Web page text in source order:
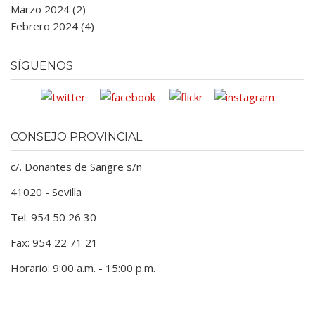
Marzo 2024 (2)
Febrero 2024 (4)
SÍGUENOS
CONSEJO PROVINCIAL
c/. Donantes de Sangre s/n
41020 - Sevilla
Tel: 954 50 26 30
Fax: 954 22 71 21
Horario: 9:00 a.m. - 15:00 p.m.